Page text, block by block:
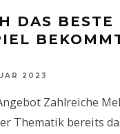
DAS BESTE
2023
Zahlreiche
Thematik bereits